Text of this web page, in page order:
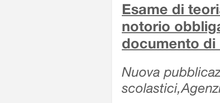
Esame di
notorio
documento di
Nuova